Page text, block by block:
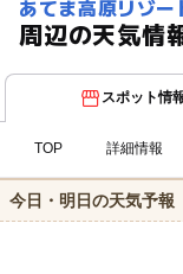
あてま高原リゾ
周辺の天気情
スポット情
TOP 詳細情報
今日・明日の天気予報